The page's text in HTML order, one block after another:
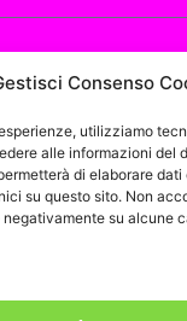
Consenso
utilizziamo
alle informazioni del
di elaborare
su questo sito. Non
su alcune
letto e accetto al
Europeo